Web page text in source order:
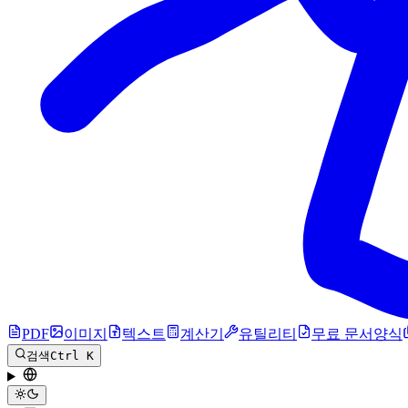
PDF 이미지 텍스트 계산기 유틸리티 무료 문서양식
검색Ctrl K